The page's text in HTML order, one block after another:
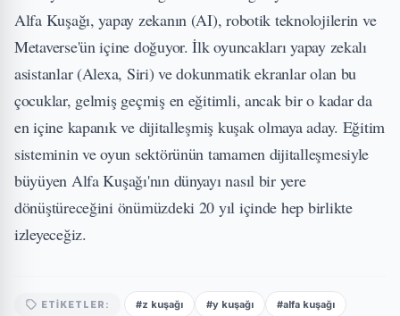
Alfa Kuşağı, yapay zekanın (AI), robotik teknolojilerin ve
Metaverse'ün içine doğuyor. İlk oyuncakları yapay zekalı
asistanlar (Alexa, Siri) ve dokunmatik ekranlar olan bu
çocuklar, gelmiş geçmiş en eğitimli, ancak bir o kadar da
en içine kapanık ve dijitalleşmiş kuşak olmaya aday. Eğitim
sisteminin ve oyun sektörünün tamamen dijitalleşmesiyle
büyüyen Alfa Kuşağı'nın dünyayı nasıl bir yere
dönüştüreceğini önümüzdeki 20 yıl içinde hep birlikte
izleyeceğiz.
ETIKETLER: #z kuşağı #y kuşağı #alfa kuşağı